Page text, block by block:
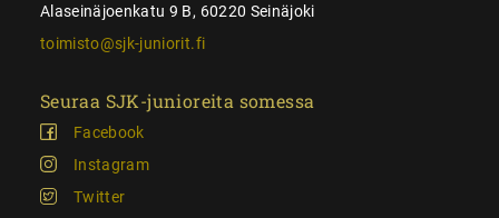
Alaseinäjoenkatu 9 B, 60220 Seinäjoki
toimisto@sjk-juniorit.fi
Seuraa SJK-junioreita somessa
Facebook
Instagram
Twitter